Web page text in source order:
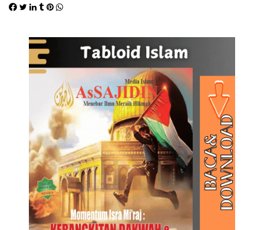
Facebook
Twitter
LinkedIn
TumblrPinterest
WhatsApp